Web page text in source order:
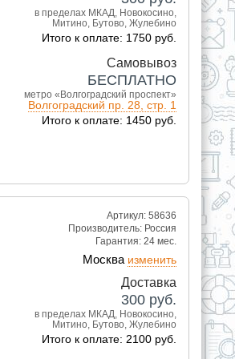
в пределах МКАД, Новокосино,
Митино, Бутово, Жулебино
Итого к оплате: 1750 руб.
Самовывоз
БЕСПЛАТНО
метро «Волгоградский проспект»
Волгоградский пр. 28, стр. 1
Итого к оплате: 1450 руб.
Артикул: 58636
Производитель: Россия
Гарантия: 24 мес.
Москва изменить
Доставка
300 руб.
в пределах МКАД, Новокосино,
Митино, Бутово, Жулебино
Итого к оплате: 2100 руб.